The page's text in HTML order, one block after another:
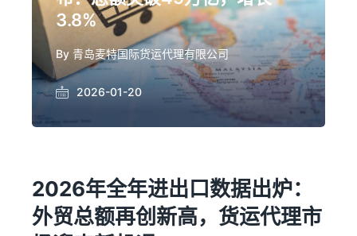
3.8%
By 青岛麦特国际货运代理有限公司
2026-01-20
2026年全年进出口数据出炉：
外贸总额再创新高，货运代理市